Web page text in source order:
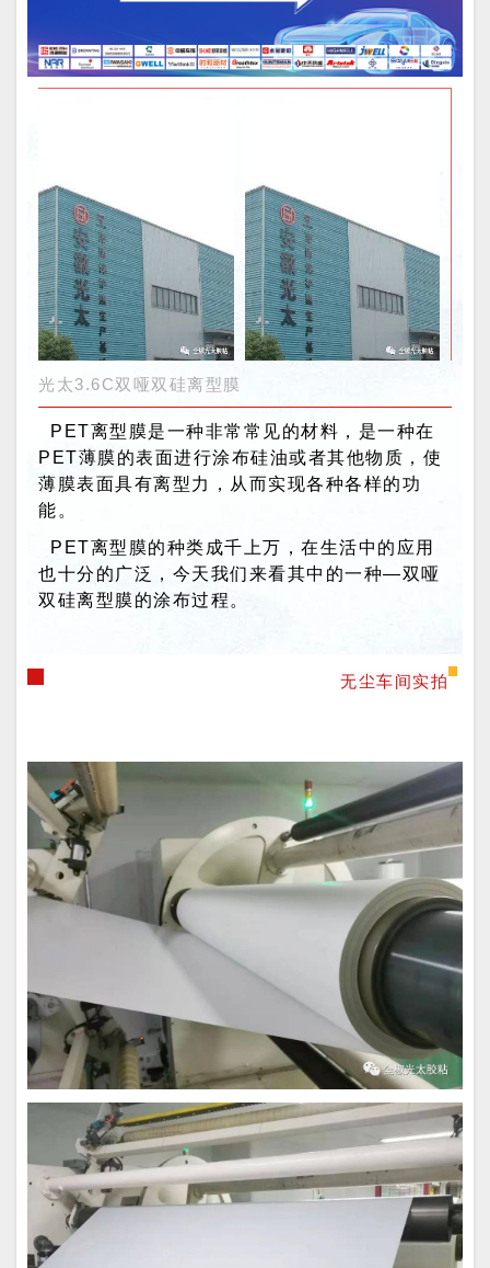
光太3.6C双哑双硅离型膜
PET离型膜是一种非常常见的材料，是一种在
PET薄膜的表面进行涂布硅油或者其他物质，使
薄膜表面具有离型力，从而实现各种各样的功
能。
PET离型膜的种类成千上万，在生活中的应用
也十分的广泛，今天我们来看其中的一种—双哑
双硅离型膜的涂布过程。
无尘车间实拍